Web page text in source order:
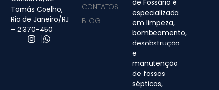
Tomás Coelho,
Rio de Janeiro/RJ
– 21370-450
de Fossário é
especializada
em limpeza,
bombeamento,
desobstrução
e
manutenção
de fossas
sépticas,
CONTATOS
BLOG